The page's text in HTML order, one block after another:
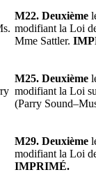
M22. Deuxième
modifiant la Loi
Mme Sattler.
M25. Deuxième
modifiant la Loi
(Parry
M29. Deuxième
modifiant la Loi
IMPRIMÉ.